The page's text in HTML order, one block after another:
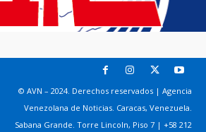
© AVN – 2024. Derechos reservados | Agencia
Venezolana de Noticias. Caracas, Venezuela.
Sabana Grande. Torre Lincoln, Piso 7 | +58 212